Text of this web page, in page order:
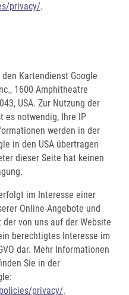
privacy/.
Kartendienst Google
1600 Amphitheatre
USA. Zur Nutzung der
es notwendig, Ihre IP
werden in der
in den USA übertragen
dieser Seite hat keinen
im Interesse einer
Online-Angebote und
von uns auf der Website
berechtigtes Interesse im
dar. Mehr Informationen
Sie in der
privacy/.